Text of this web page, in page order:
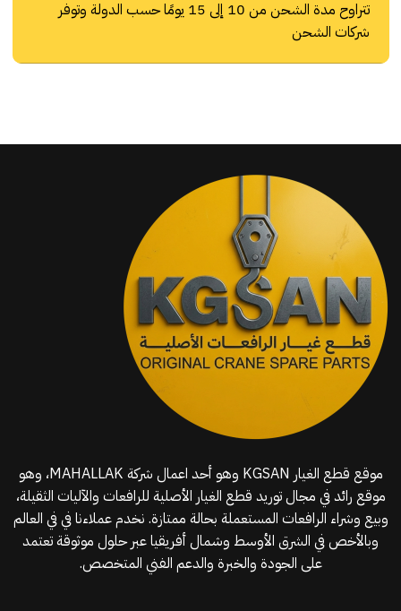
تتراوح مدة الشحن من 10 إلى 15 يومًا حسب الدولة وتوفر
شركات الشحن
موقع قطع الغيار KGSAN وهو أحد اعمال شركة MAHALLAK، وهو
موقع رائد في مجال توريد قطع الغيار الأصلية للرافعات والآليات الثقيلة،
وبيع وشراء الرافعات المستعملة بحالة ممتازة. نخدم عملاءنا في في العالم
وبالأخص في الشرق الأوسط وشمال أفريقيا عبر حلول موثوقة تعتمد
على الجودة والخبرة والدعم الفني المتخصص.